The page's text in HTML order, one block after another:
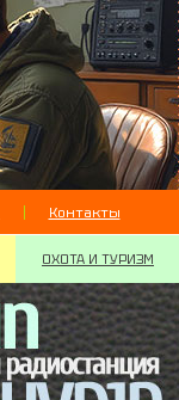
Контакты
ОХОТА И ТУРИЗМ